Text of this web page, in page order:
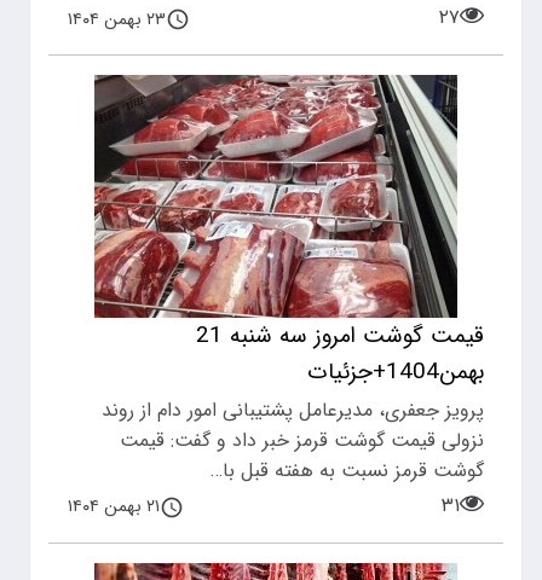
۲۷
۲۳ بهمن ۱۴۰۴
قیمت گوشت امروز سه شنبه 21
بهمن1404+جزئیات
پرویز جعفری، مدیرعامل پشتیبانی امور دام از روند
نزولی قیمت گوشت قرمز خبر داد و گفت: قیمت
گوشت قرمز نسبت به هفته قبل با…
۳۱
۲۱ بهمن ۱۴۰۴